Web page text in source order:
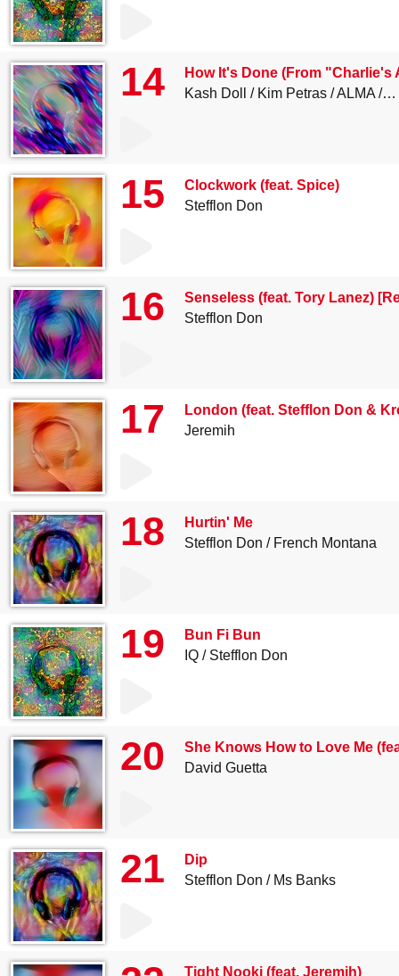
14
How It's Done (From
Kash Doll
Kim Petras ALMA
15
Clockwork (feat. Spice)
Stefflon Don
16
Senseless (feat. Tory Lanez)
Stefflon Don
17
London (feat. Stefflon Don &
Jeremih
18
Hurtin' Me
Stefflon Don
French Montana
19
Bun Fi Bun
IQ
Stefflon Don
20
She Knows How to Love Me
David Guetta
21
Dip
Stefflon Don
Ms Banks
Tight Nooki (feat. Jeremih)